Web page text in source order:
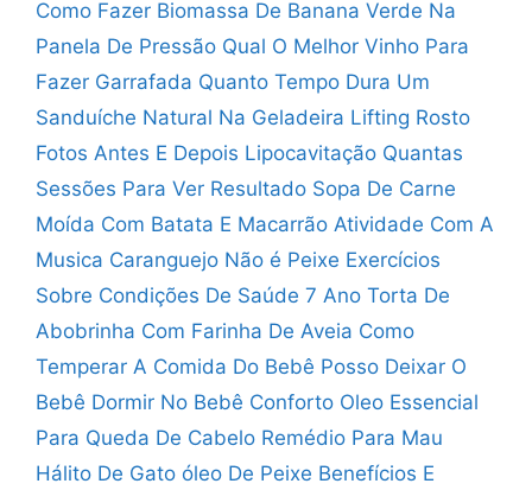
Como Fazer Biomassa De Banana Verde Na
Panela De Pressão Qual O Melhor Vinho Para
Fazer Garrafada Quanto Tempo Dura Um
Sanduíche Natural Na Geladeira Lifting Rosto
Fotos Antes E Depois Lipocavitação Quantas
Sessões Para Ver Resultado Sopa De Carne
Moída Com Batata E Macarrão Atividade Com A
Musica Caranguejo Não é Peixe Exercícios
Sobre Condições De Saúde 7 Ano Torta De
Abobrinha Com Farinha De Aveia Como
Temperar A Comida Do Bebê Posso Deixar O
Bebê Dormir No Bebê Conforto Oleo Essencial
Para Queda De Cabelo Remédio Para Mau
Hálito De Gato óleo De Peixe Benefícios E